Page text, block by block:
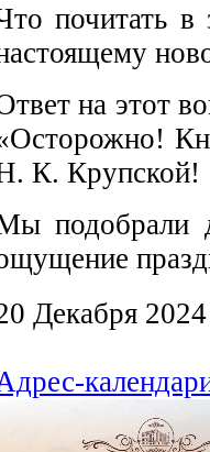
почитать в
на этот
К. Крупской!
подобрали
Декабря 2024